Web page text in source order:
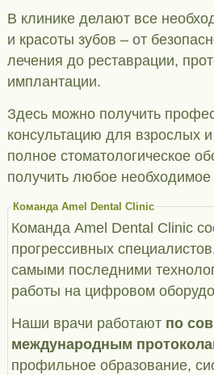
В клинике делают все
и красоты зубов – от
лечения до реставрации,
имплантации.
Здесь можно получить
консультацию для взрослых
полное стоматологическое
получить любое необходимое
Команда Amel Dental Clinic
Команда Amel Dental Clinic
прогрессивных
самыми последними
работы на цифровом
Наши врачи работают по
международным
профильное образование,